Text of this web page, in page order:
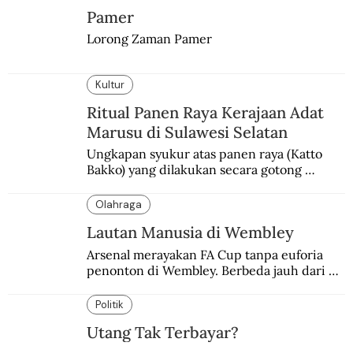
Pamer
Lorong Zaman Pamer
Kultur
Ritual Panen Raya Kerajaan Adat
Marusu di Sulawesi Selatan
Ungkapan syukur atas panen raya (Katto
Bakko) yang dilakukan secara gotong
Olahraga
Lautan Manusia di Wembley
Arsenal merayakan FA Cup tanpa euforia
penonton di Wembley. Berbeda jauh dari
silam.
Politik
Utang Tak Terbayar?